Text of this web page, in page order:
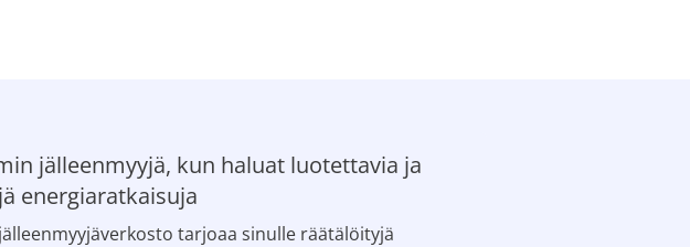
jälleenmyyjä, kun haluat luotettavia ja
energiaratkaisuja
tarjoaa sinulle räätälöityjä